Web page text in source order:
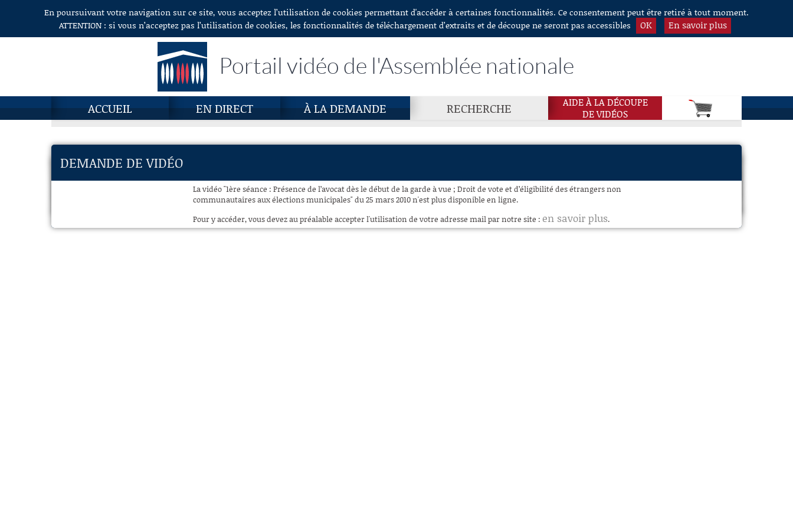
Aller au contenuEn poursuivant votre navigation sur ce site, vous acceptez l’utilisation de cookies permettant d'accéder à certaines fonctionnalités. Ce consentement peut être retiré à tout moment.
ATTENTION : si vous n’acceptez pas l’utilisation de cookies, les fonctionnalités de téléchargement d’extraits et de découpe ne seront pas accessibles
OK En savoir plus
Portail vidéo de l'Assemblée nationale
ACCUEIL EN DIRECT À LA DEMANDE RECHERCHE
AIDE À LA DÉCOUPE
DE VIDÉOS
DEMANDE DE VIDÉO
La vidéo "1ère séance : Présence de l’avocat dès le début de la garde à vue ; Droit de vote et d’éligibilité des étrangers non
communautaires aux élections municipales" du 25 mars 2010 n'est plus disponible en ligne.
Pour y accéder, vous devez au préalable accepter l'utilisation de votre adresse mail par notre site : en savoir plus.